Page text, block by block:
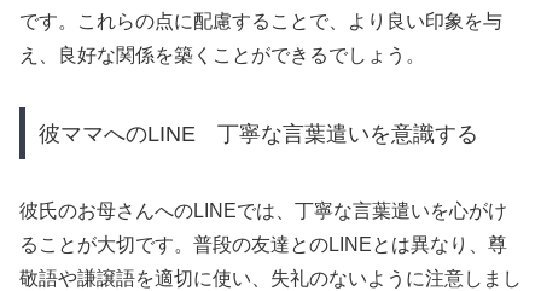
です。これらの点に配慮することで、より良い印象を与
え、良好な関係を築くことができるでしょう。
彼ママへのLINE 丁寧な言葉遣いを意識する
彼氏のお母さんへのLINEでは、丁寧な言葉遣いを心がけ
ることが大切です。普段の友達とのLINEとは異なり、尊
敬語や謙譲語を適切に使い、失礼のないように注意しまし